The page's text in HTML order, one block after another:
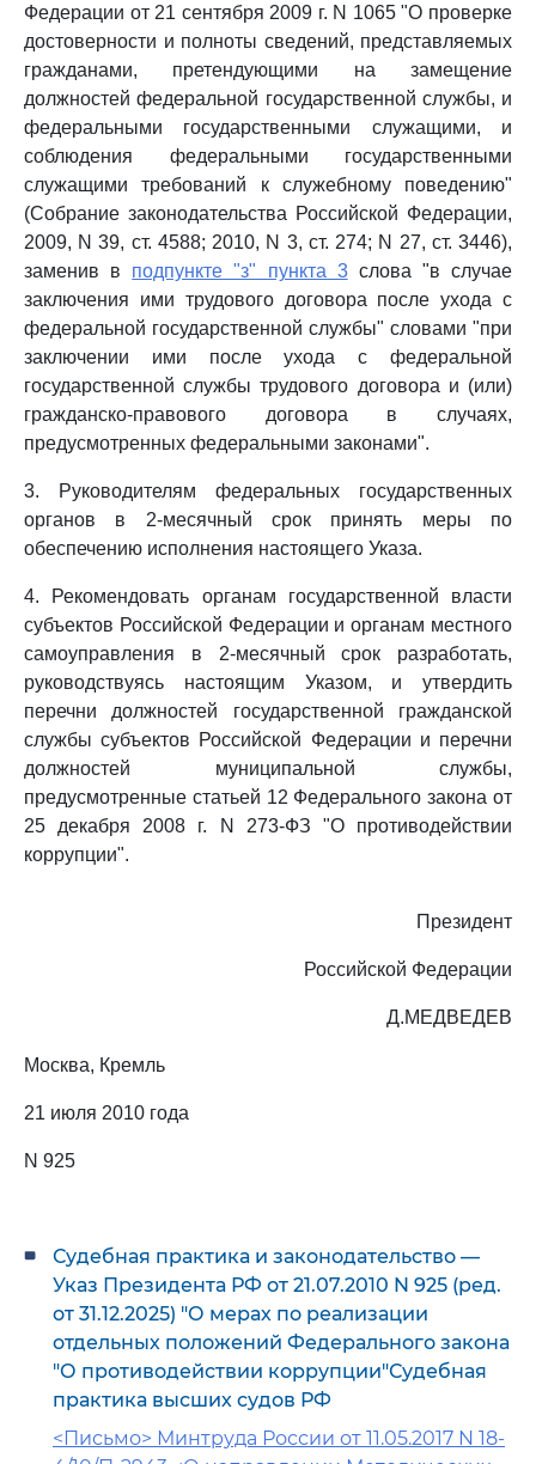
Федерации от 21 сентября 2009 г. N 1065 "О проверке
достоверности и полноты сведений, представляемых
гражданами, претендующими на замещение
должностей федеральной государственной службы, и
федеральными государственными служащими, и
соблюдения федеральными государственными
служащими требований к служебному поведению"
(Собрание законодательства Российской Федерации,
2009, N 39, ст. 4588; 2010, N 3, ст. 274; N 27, ст. 3446),
заменив в подпункте "з" пункта 3слова "в случае
заключения ими трудового договора после ухода с
федеральной государственной службы" словами "при
заключении ими после ухода с федеральной
государственной службы трудового договора и (или)
гражданско-правового договора в случаях,
предусмотренных федеральными законами".
3. Руководителям федеральных государственных
органов в 2-месячный срок принять меры по
обеспечению исполнения настоящего Указа.
4. Рекомендовать органам государственной власти
субъектов Российской Федерации и органам местного
самоуправления в 2-месячный срок разработать,
руководствуясь настоящим Указом, и утвердить
перечни должностей государственной гражданской
службы субъектов Российской Федерации и перечни
должностей муниципальной службы,
предусмотренные статьей 12 Федерального закона от
25 декабря 2008 г. N 273-ФЗ "О противодействии
коррупции".
Президент
Российской Федерации
Д.МЕДВЕДЕВ
Москва, Кремль
21 июля 2010 года
N 925
Судебная практика и законодательство —
Указ Президента РФ от 21.07.2010 N 925 (ред.
от 31.12.2025) "О мерах по реализации
отдельных положений Федерального закона
"О противодействии коррупции"Судебная
практика высших судов РФ
<Письмо> Минтруда России от 11.05.2017 N 18-